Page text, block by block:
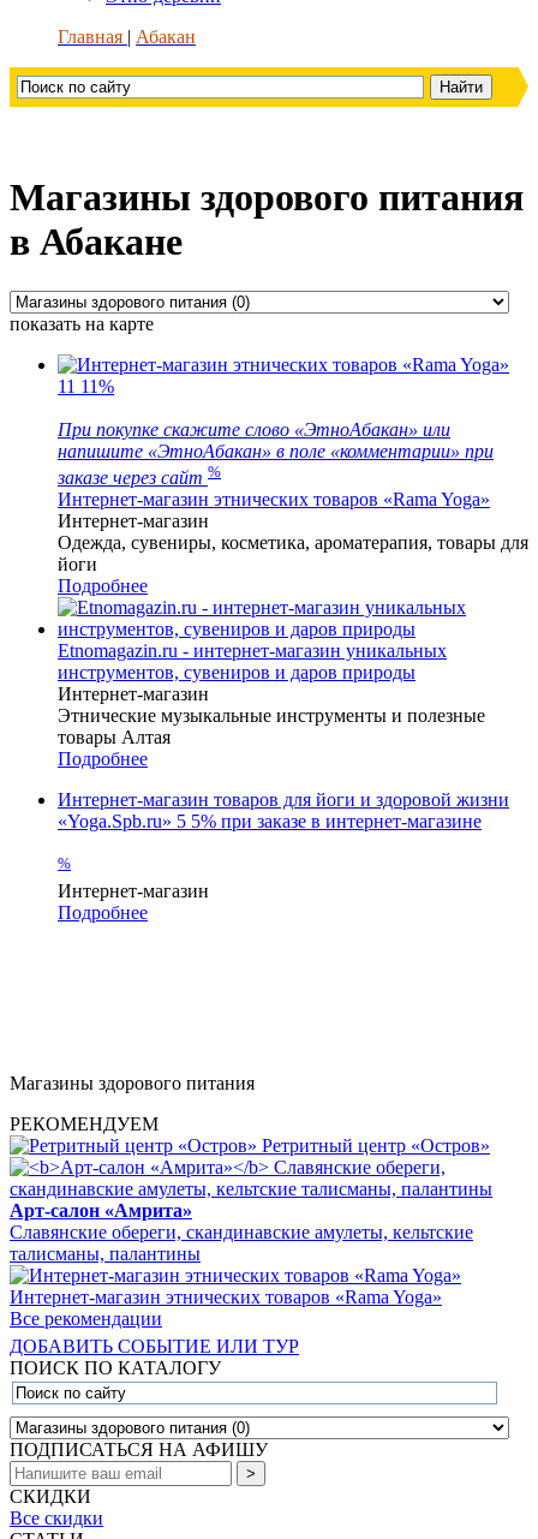
Главная
Абакан
Магазины здорового питания
в Абакане
показать на карте
11 11%
При покупке скажите слово «ЭтноАбакан» или
напишите «ЭтноАбакан» в поле «комментарии» при
заказе через сайт %
Интернет-магазин этнических товаров «Rama Yoga»
Интернет-магазин
Одежда, сувениры, косметика, ароматерапия, товары для
йоги
Подробнее
Etnomagazin.ru - интернет-магазин уникальных
инструментов, сувениров и даров природы
Интернет-магазин
Этнические музыкальные инструменты и полезные
товары Алтая
Подробнее
Интернет-магазин товаров для йоги и здоровой жизни
«Yoga.Spb.ru» 5 5% при заказе в интернет-магазине
%
Интернет-магазин
Подробнее
Магазины здорового питания
РЕКОМЕНДУЕМ
Ретритный центр «Остров»
Арт-салон «Амрита»
Славянские обереги, скандинавские амулеты, кельтские
талисманы, палантины
Интернет-магазин этнических товаров «Rama Yoga»
Все рекомендации
ДОБАВИТЬ СОБЫТИЕ ИЛИ ТУР
ПОИСК ПО КАТАЛОГУ
ПОДПИСАТЬСЯ НА АФИШУ
СКИДКИ
Все скидки